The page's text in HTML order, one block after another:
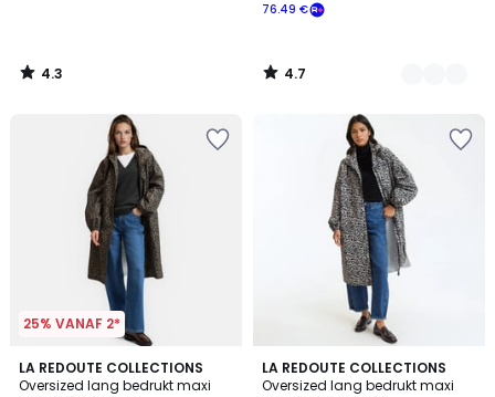
4.3
/
76.49 €
4.7
/
25% VANAF 2*
LA REDOUTE COLLECTIONS
Oversized lang bedrukt maxi
4.3
/ 5
LA REDOUTE COLLECTIONS
Oversized lang bedrukt maxi
4.3
/ 5